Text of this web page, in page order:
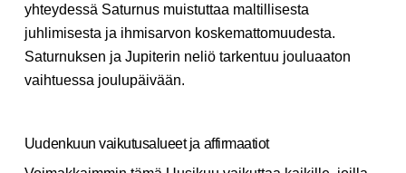
yhteydessä Saturnus muistuttaa maltillisesta
juhlimisesta ja ihmisarvon koskemattomuudesta.
Saturnuksen ja Jupiterin neliö tarkentuu jouluaaton
vaihtuessa joulupäivään.
Uudenkuun vaikutusalueet ja affirmaatiot